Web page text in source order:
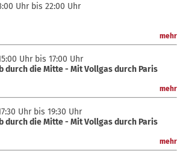
Uhr bis 22:00 Uhr
mehr
Uhr bis 17:00 Uhr
durch die Mitte - Mit Vollgas durch Paris
mehr
Uhr bis 19:30 Uhr
durch die Mitte - Mit Vollgas durch Paris
mehr